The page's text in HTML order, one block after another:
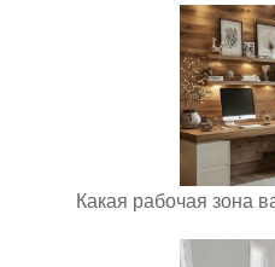
Какая рабочая зона